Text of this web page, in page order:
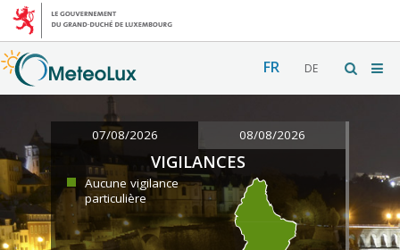
FR DE
07/08/2026 08/08/2026
VIGILANCES
Aucune vigilance
particulière